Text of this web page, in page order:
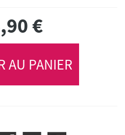
€
AU PANIER